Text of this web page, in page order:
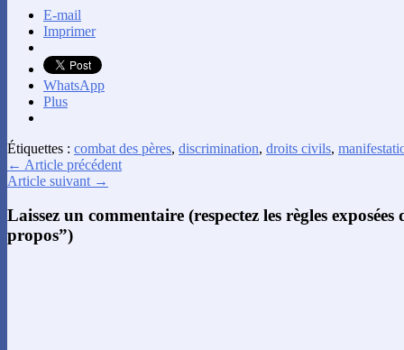
E-mail
Imprimer
WhatsApp
Plus
Étiquettes : combat des pères, discrimination, droits civils,
← Article précédent
Article suivant →
Laissez un commentaire (respectez les règles
propos”)